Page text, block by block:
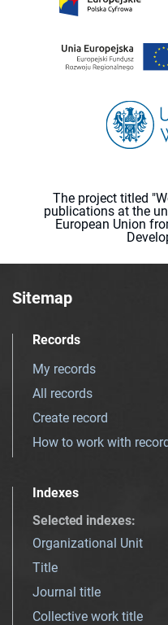
The project titled
publications at the
European Union
Sitemap
Records
My records
All records
Create record
How to work with
Indexes
Selected indexes:
Organizational Unit
Title
Journal title
Collective work title